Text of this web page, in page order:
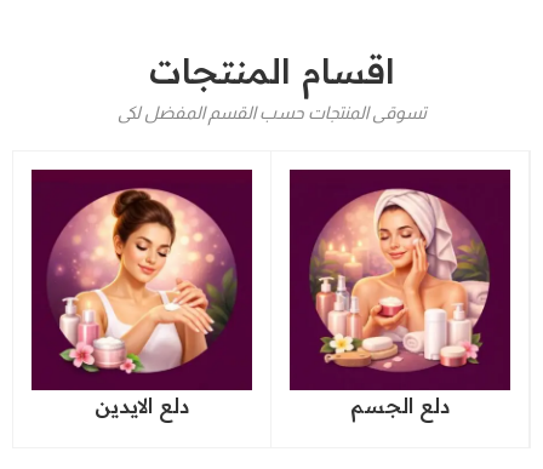
اقسام المنتجات
تسوقى المنتجات حسب القسم المفضل لكى
دلع الجسم دلع الايدين